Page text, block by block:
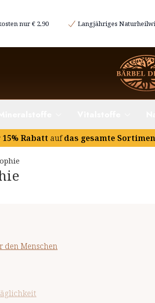
nur € 2,90 Langjähriges
15% Rabatt aufdas gesamte
den Menschen
den Menschen